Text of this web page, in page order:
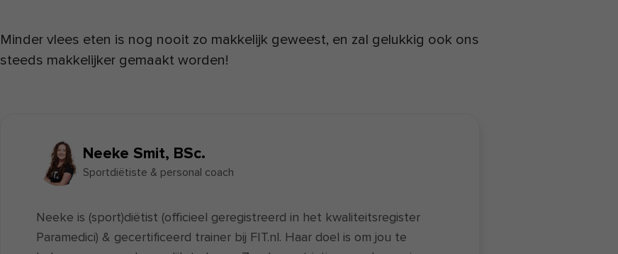
Minder vlees eten is nog nooit zo makkelijk geweest, en zal gelukkig ook ons
steeds makkelijker gemaakt worden!
Neeke Smit, BSc.
Sportdiëtiste & personal coach
Neeke is (sport)diëtist (officieel geregistreerd in het kwaliteitsregister
Paramedici) & gecertificeerd trainer bij FIT.nl. Haar doel is om jou te